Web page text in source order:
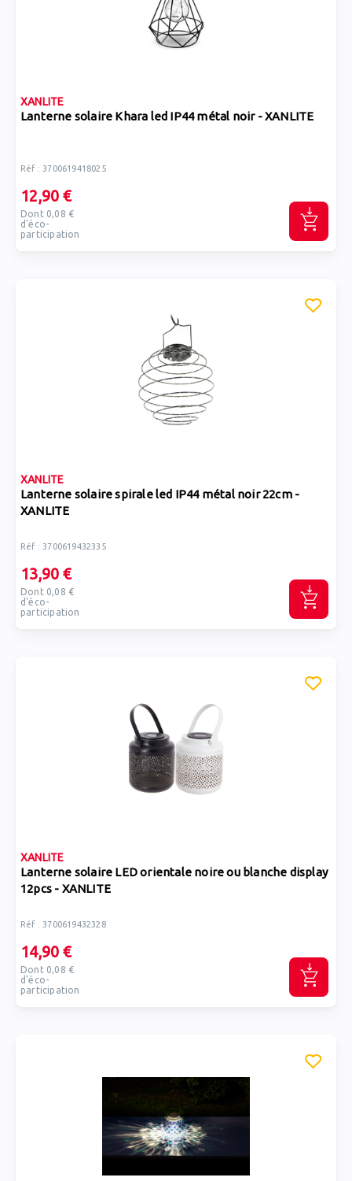
XANLITE
Lanterne solaire Khara led IP44 métal noir - XANLITE
Réf : 3700619418025
12,90 €
Dont 0,08 €
d'éco-
participation
XANLITE
Lanterne solaire spirale led IP44 métal noir 22cm -
XANLITE
Réf : 3700619432335
13,90 €
Dont 0,08 €
d'éco-
participation
XANLITE
Lanterne solaire LED orientale noire ou blanche display
12pcs - XANLITE
Réf : 3700619432328
14,90 €
Dont 0,08 €
d'éco-
participation